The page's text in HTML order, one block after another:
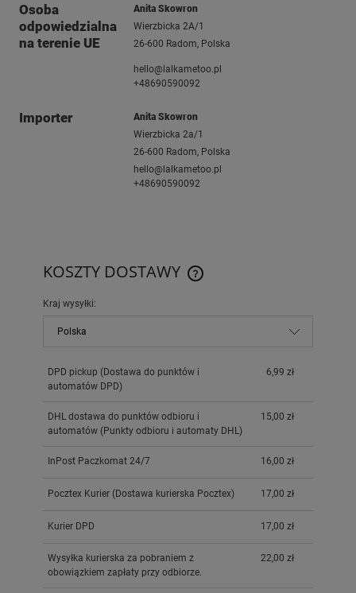
Osoba
odpowiedzialna
na terenie UE
Anita Skowron
Wierzbicka 2A/1
26-600 Radom, Polska
hello@lalkametoo.pl
+48690590092
Importer
Anita Skowron
Wierzbicka 2a/1
26-600 Radom, Polska
hello@lalkametoo.pl
+48690590092
KOSZTY DOSTAWY
Kraj wysyłki:
DPD pickup (Dostawa do punktów i
automatów DPD)
6,99 zł
DHL dostawa do punktów odbioru i
automatów (Punkty odbioru i automaty DHL)
15,00 zł
InPost Paczkomat 24/7 16,00 zł
Pocztex Kurier (Dostawa kurierska Pocztex) 17,00 zł
Kurier DPD 17,00 zł
Wysyłka kurierska za pobraniem z
obowiązkiem zapłaty przy odbiorze.
22,00 zł